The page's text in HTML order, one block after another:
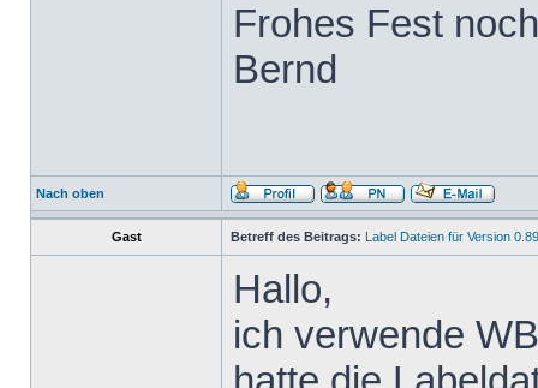
Frohes Fest noch
Bernd
Nach oben
Gast Betreff des Beitrags: Label Dateien für Version 0.89
Hallo,
ich verwende